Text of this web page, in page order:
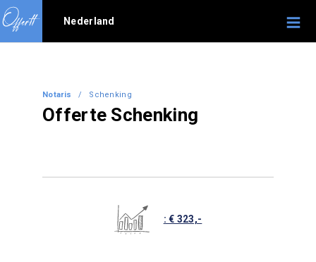
Nederland
Notaris / Schenking
Offerte Schenking
: € 323,-